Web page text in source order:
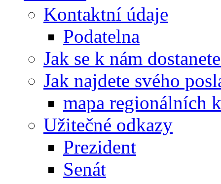
Kontaktní údaje
Podatelna
Jak se k nám
Jak najdete svého
mapa regionálních
Užitečné odkazy
Prezident
Senát